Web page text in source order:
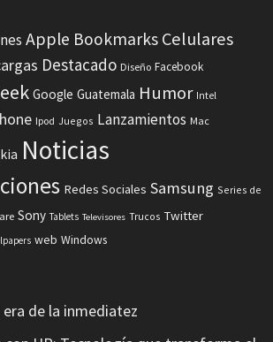
Apple Bookmarks Celulares
Destacado Diseño Facebook
Google Guatemala Humor Intel
Ipod Juegos Lanzamientos Mac
Noticias
Redes Sociales Samsung Series de
Sony Tablets Televisores Trucos Twitter
web Windows
era de la inmediatez